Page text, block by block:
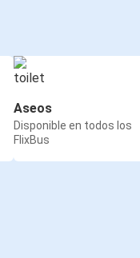
Aseos
Disponible en todos los
FlixBus